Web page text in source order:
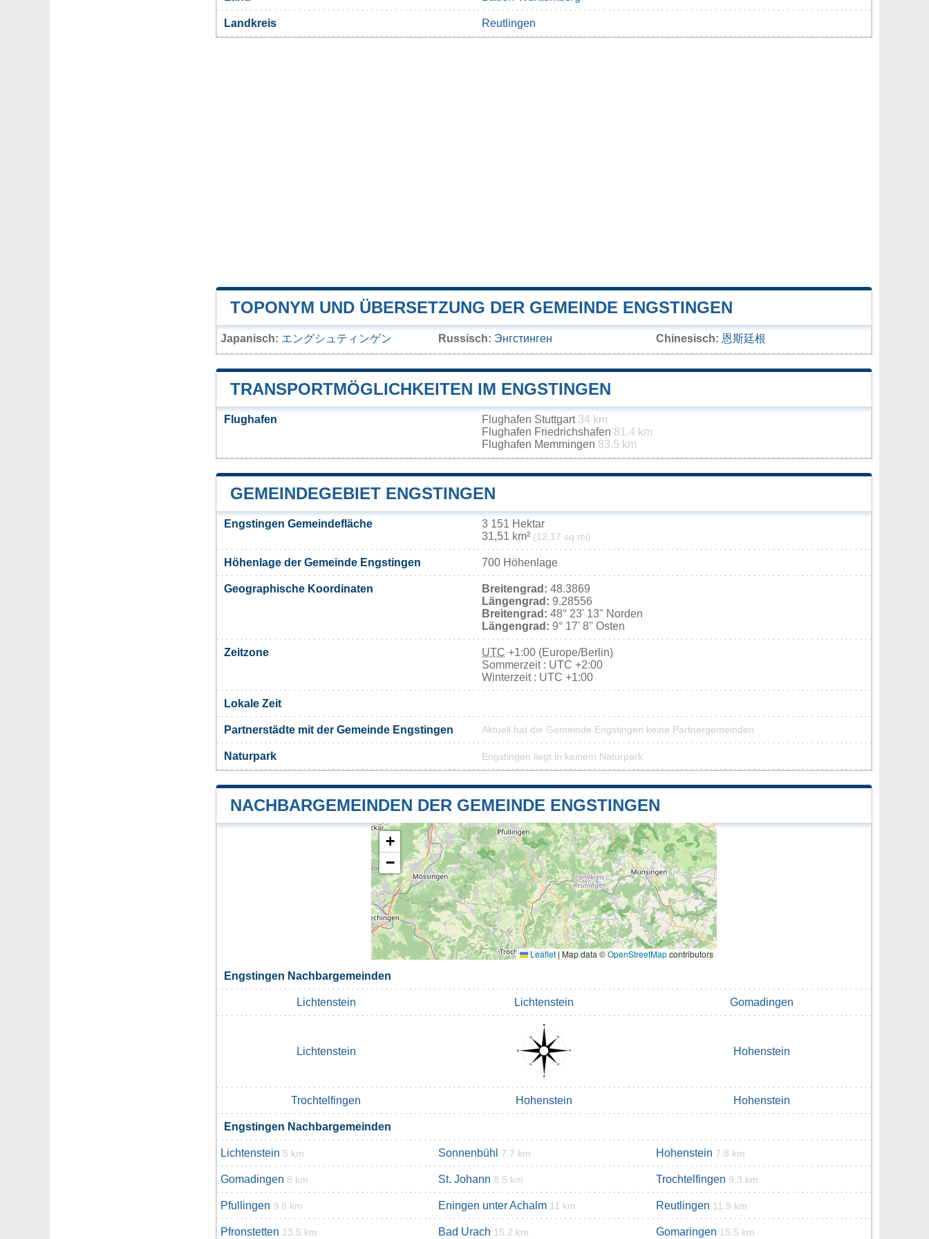
Landkreis Reutlingen
TOPONYM UND ÜBERSETZUNG DER GEMEINDE ENGSTINGEN
Japanisch: エングシュティンゲン Russisch: Энгстинген Chinesisch: 恩斯廷根
TRANSPORTMÖGLICHKEITEN IM ENGSTINGEN
Flughafen Flughafen Stuttgart 34 km
Flughafen Friedrichshafen 81.4 km
Flughafen Memmingen 83.5 km
GEMEINDEGEBIET ENGSTINGEN
Engstingen Gemeindefläche
3 151 Hektar
31,51 km² (12,17 sq mi)
Höhenlage der Gemeinde Engstingen 700 Höhenlage
Geographische Koordinaten Breitengrad: 48.3869
Längengrad: 9.28556
Breitengrad: 48° 23' 13'' Norden
Längengrad: 9° 17' 8'' Osten
Zeitzone UTC +1:00 (Europe/Berlin)
Sommerzeit : UTC +2:00
Winterzeit : UTC +1:00
Lokale Zeit
Partnerstädte mit der Gemeinde Engstingen Aktuell hat die Gemeinde Engstingen keine Partnergemeinden
Naturpark Engstingen liegt in keinem Naturpark
NACHBARGEMEINDEN DER GEMEINDE ENGSTINGEN
+
−
Leaflet | Map data ©OpenStreetMapcontributors
Engstingen Nachbargemeinden
Lichtenstein Lichtenstein Gomadingen
Lichtenstein Hohenstein
Trochtelfingen Hohenstein Hohenstein
Engstingen Nachbargemeinden
Lichtenstein 5 km Sonnenbühl 7.7 km Hohenstein 7.8 km
Gomadingen 8 km St. Johann 8.5 km Trochtelfingen 9.3 km
Pfullingen 9.8 km Eningen unter Achalm 11 km Reutlingen 11.9 km
Pfronstetten 13.5 km Bad Urach 15.2 km Gomaringen 15.5 km